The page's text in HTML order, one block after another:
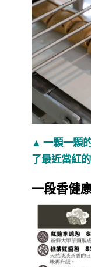
▲ 一顆一顆
了最近當紅
一段香健